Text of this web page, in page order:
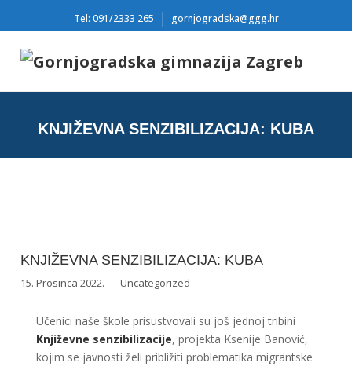
Tel: 091/2333 265 gornjogradska@ggg.hr
KNJIŽEVNA SENZIBILIZACIJA: KUBA
KNJIŽEVNA SENZIBILIZACIJA: KUBA
15. Prosinca 2022. Uncategorized
Učenici naše škole prisustvovali su još jednoj tribini
Književne senzibilizacije, projekta Ksenije Banović,
kojim se javnosti želi približiti problematika migrantske